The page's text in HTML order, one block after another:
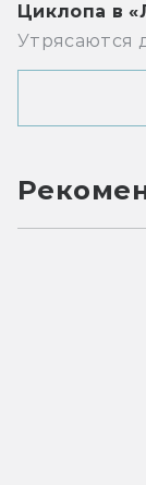
Циклопа в
Утрясаются